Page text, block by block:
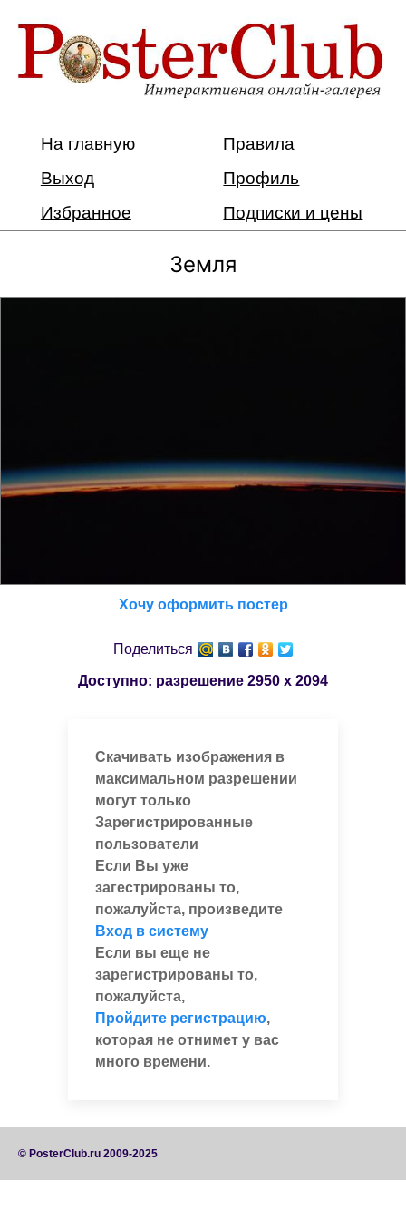
На главную
Правила
Выход
Профиль
Избранное
Подписки и цены
Земля
Хочу оформить постер
Поделиться
Доступно: разрешение 2950 x 2094
Скачивать изображения в
максимальном разрешении
могут только
Зарегистрированные
пользователи
Если Вы уже
загестрированы то,
пожалуйста, произведите
Вход в систему
Если вы еще не
зарегистрированы то,
пожалуйста,
Пройдите регистрацию,
которая не отнимет у вас
много времени.
© PosterClub.ru 2009-2025